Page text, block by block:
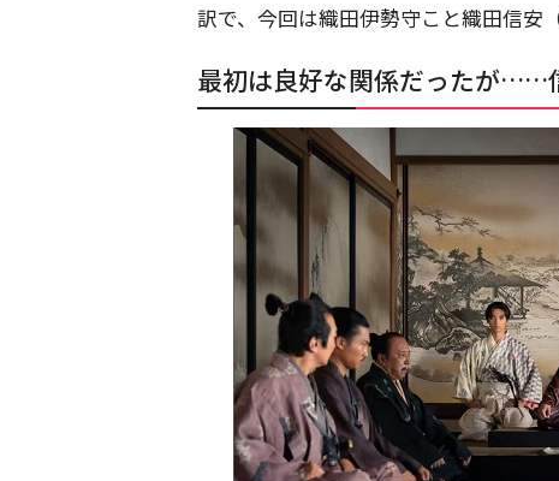
訳で、今回は織田伊勢守こと織田信安
最初は良好な関係だったが……